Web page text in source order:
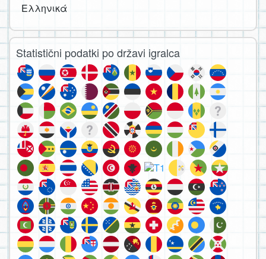
Ελληνικά
Statistični podatki po državi igralca